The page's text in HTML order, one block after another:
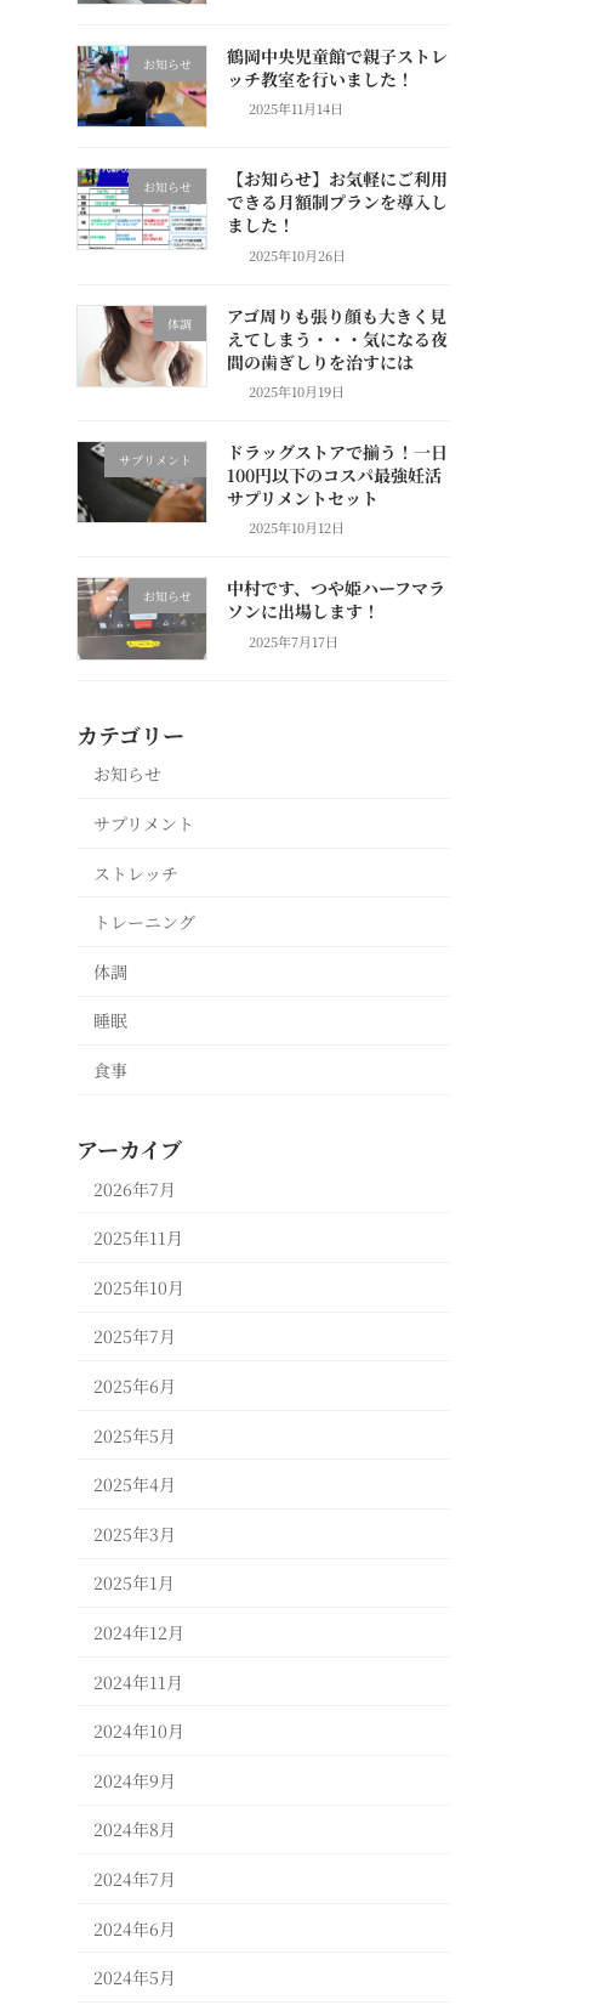
お知らせ
鶴岡中央児童館で親子ストレ
ッチ教室を行いました！
2025年11月14日
お知らせ
【お知らせ】お気軽にご利用
できる月額制プランを導入し
ました！
2025年10月26日
体調
アゴ周りも張り顔も大きく見
えてしまう・・・気になる夜
間の歯ぎしりを治すには
2025年10月19日
サプリメント
ドラッグストアで揃う！一日
100円以下のコスパ最強妊活
サプリメントセット
2025年10月12日
お知らせ
中村です、つや姫ハーフマラ
ソンに出場します！
2025年7月17日
カテゴリー
お知らせ
サプリメント
ストレッチ
トレーニング
体調
睡眠
食事
アーカイブ
2026年7月
2025年11月
2025年10月
2025年7月
2025年6月
2025年5月
2025年4月
2025年3月
2025年1月
2024年12月
2024年11月
2024年10月
2024年9月
2024年8月
2024年7月
2024年6月
2024年5月